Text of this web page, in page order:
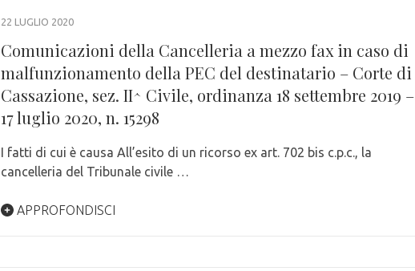
22 LUGLIO 2020
Comunicazioni della Cancelleria a mezzo fax in caso di
malfunzionamento della PEC del destinatario – Corte di
Cassazione, sez. II^ Civile, ordinanza 18 settembre 2019 –
17 luglio 2020, n. 15298
I fatti di cui è causa All’esito di un ricorso ex art. 702 bis c.p.c., la
cancelleria del Tribunale civile …
APPROFONDISCI